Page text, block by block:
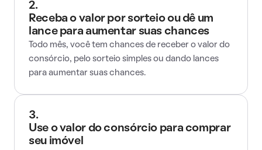
2.
Receba o valor por sorteio ou dê um
lance para aumentar suas chances
Todo mês, você tem chances de receber o valor do
consórcio, pelo sorteio simples ou dando lances
para aumentar suas chances.
3.
Use o valor do consórcio para comprar
seu imóvel